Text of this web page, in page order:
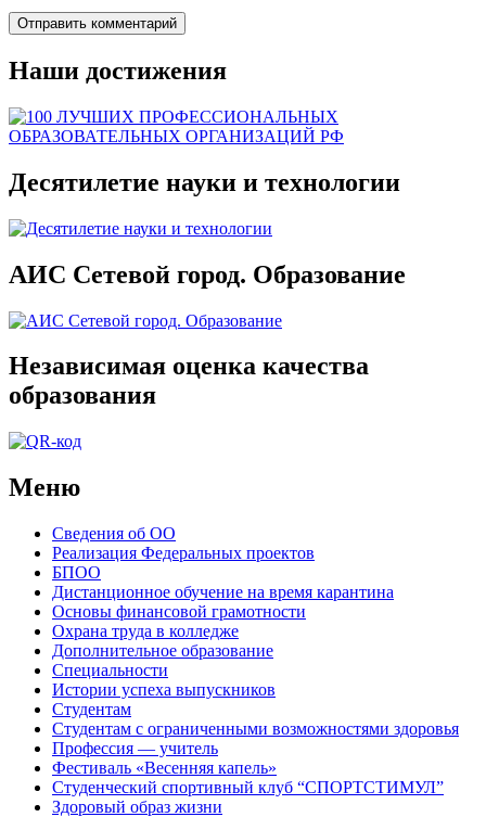
Наши достижения
Десятилетие науки и технологии
АИС Сетевой город. Образование
Независимая оценка качества
образования
Меню
Сведения об ОО
Реализация Федеральных проектов
БПОО
Дистанционное обучение на время карантина
Основы финансовой грамотности
Охрана труда в колледже
Дополнительное образование
Специальности
Истории успеха выпускников
Студентам
Студентам с ограниченными возможностями здоровья
Профессия — учитель
Фестиваль «Весенняя капель»
Студенческий спортивный клуб “СПОРТСТИМУЛ”
Здоровый образ жизни